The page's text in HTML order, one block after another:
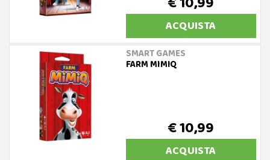
ACQUISTA
SMART GAMES
FARM MIMIQ
€ 10,99
ACQUISTA